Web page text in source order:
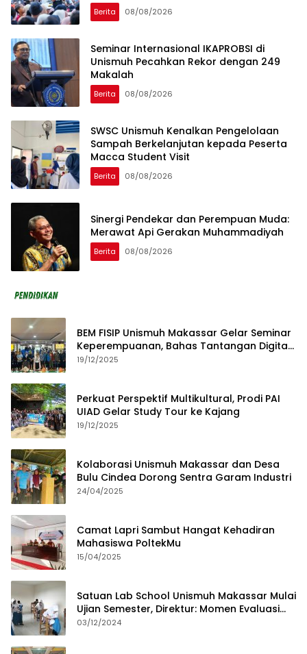
Berita 08/08/2026
Seminar Internasional IKAPROBSI di
Unismuh Pecahkan Rekor dengan 249
Makalah
Berita 08/08/2026
SWSC Unismuh Kenalkan Pengelolaan
Sampah Berkelanjutan kepada Peserta
Macca Student Visit
Berita 08/08/2026
Sinergi Pendekar dan Perempuan Muda:
Merawat Api Gerakan Muhammadiyah
Berita 08/08/2026
BEM FISIP Unismuh Makassar Gelar Seminar
Keperempuanan, Bahas Tantangan Digital
dan Budaya Lokal
19/12/2025
Perkuat Perspektif Multikultural, Prodi PAI
UIAD Gelar Study Tour ke Kajang
19/12/2025
Kolaborasi Unismuh Makassar dan Desa
Bulu Cindea Dorong Sentra Garam Industri
24/04/2025
Camat Lapri Sambut Hangat Kehadiran
Mahasiswa PoltekMu
15/04/2025
Satuan Lab School Unismuh Makassar Mulai
Ujian Semester, Direktur: Momen Evaluasi
Proses Pembelajaran
03/12/2024